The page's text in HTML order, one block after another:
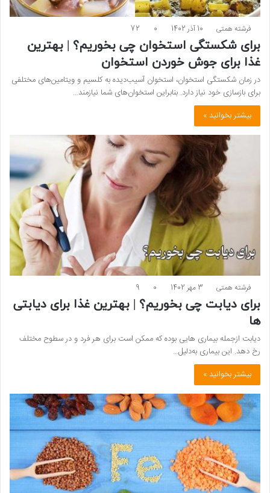
فرشته همتی 10 آذر 1402 0
72
برای شکستگی استخوان چی بخوریم؟ | بهترین
غذا برای جوش خوردن استخوان
در زمان شکستگی استخوان، استخوان آسیب‌دیده به کلسیم و ویتامین‌های مختلفی
برای بازسازی خود نیاز دارد. بنابراین استخوان‌های شما نیازمند…
بیشتر بخوانید »
فرشته همتی 3 مهر 1402 0
9
برای دیابت چی بخوریم؟ | بهترین غذا برای دیابتی
ها
دیابت ازجمله بیماری هایی بوده که ممکن است برای هر فرد و در سطوح مختلف
رخ دهد. این بیماری به‌دلیل…
بیشتر بخوانید »